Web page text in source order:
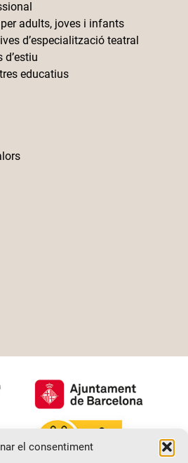
el consentiment
adults, joves i infants
d’especialització teatral
d’estiu
educatius